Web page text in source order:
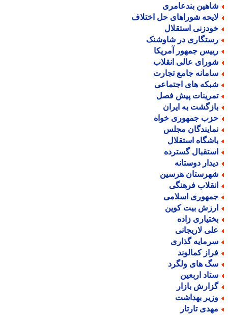
بندعامری
شوراهای حل اختلاف
استقلال
در شاوشنک
جمهور آمریکا
عالی انقلاب
جامع تجارت
های اجتماعی
پیش فصل
به ایران
جمهوری خواه
مجلس
استقلال
گسترده
دوستانه
هرسین
فرهنگی
اسلامی
بیت کوین
زاده
لاریجانی
گذاری
کمالوند
های ولگرد
اربعین
بازار
بهداشت
تارتار